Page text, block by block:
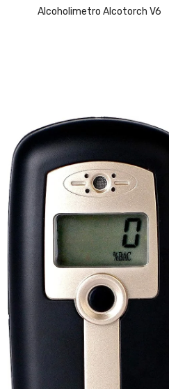
Alcoholimetro Alcotorch V6